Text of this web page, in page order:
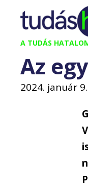
Kilépés
tartalomba
A TUDÁS
Az
2024. január 9.